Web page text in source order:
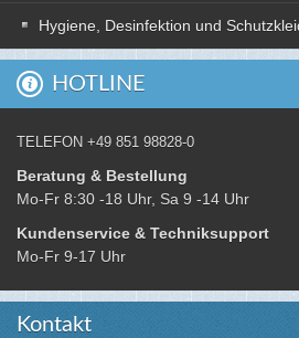
Hygiene, Desinfektion und
HOTLINE
TELEFON +49 851 98828-0
Beratung & Bestellung
Mo-Fr 8:30 -18 Uhr, Sa 9 -14 Uhr
Kundenservice & Techniksupport
Mo-Fr 9-17 Uhr
Kontakt